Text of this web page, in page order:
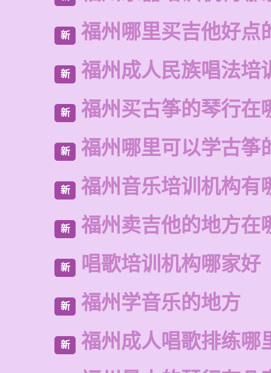
新 福州哪里买吉他好点
新 福州成人民族唱法培
新 福州买古筝的琴行在
新 福州哪里可以学古筝
新 福州音乐培训机构有
新 福州卖吉他的地方在
新 唱歌培训机构哪家好
新 福州学音乐的地方
新
福州成人唱歌排练哪